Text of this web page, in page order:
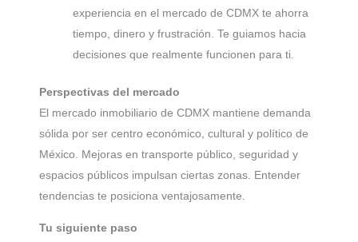
experiencia en el mercado de CDMX te ahorra
tiempo, dinero y frustración. Te guiamos hacia
decisiones que realmente funcionen para ti.
Perspectivas del mercado
El mercado inmobiliario de CDMX mantiene demanda
sólida por ser centro económico, cultural y político de
México. Mejoras en transporte público, seguridad y
espacios públicos impulsan ciertas zonas. Entender
tendencias te posiciona ventajosamente.
Tu siguiente paso